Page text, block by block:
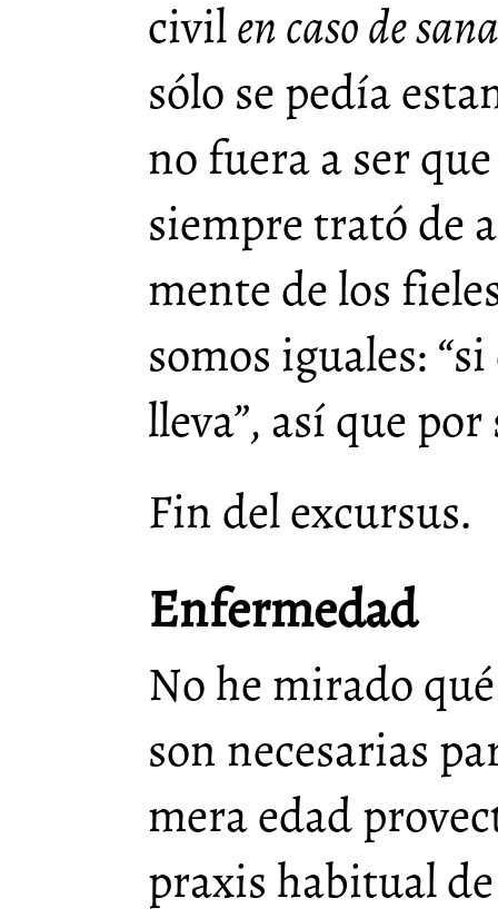
civilen caso de
sólo se pedía
no fuera a ser
siempre trató de
mente de los
somos iguales:
lleva”, así que
Fin del excursus.
Enfermedad
No he mirado
son necesarias
mera edad
praxis habitual